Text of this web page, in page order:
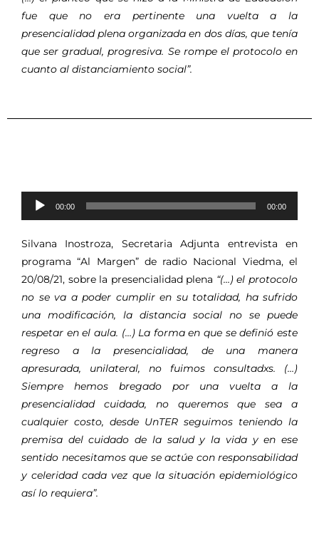
fue que no era pertinente una vuelta a la
presencialidad plena organizada en dos días, que tenía
que ser gradual, progresiva. Se rompe el protocolo en
cuanto al distanciamiento social”.
Reproductor
de
00:00 00:00
Silvana Inostroza, Secretaria Adjunta entrevista en
programa “Al Margen” de radio Nacional Viedma, el
20/08/21, sobre la presencialidad plena “(…) el protocolo
no se va a poder cumplir en su totalidad, ha sufrido
una modificación, la distancia social no se puede
respetar en el aula. (…) La forma en que se definió este
regreso a la presencialidad, de una manera
apresurada, unilateral, no fuimos consultadxs. (…)
Siempre hemos bregado por una vuelta a la
presencialidad cuidada, no queremos que sea a
cualquier costo, desde UnTER seguimos teniendo la
premisa del cuidado de la salud y la vida y en ese
sentido necesitamos que se actúe con responsabilidad
y celeridad cada vez que la situación epidemiológico
así lo requiera”.